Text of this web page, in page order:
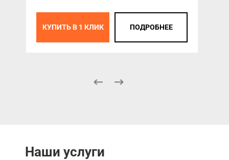
КУПИТЬ В 1 КЛИК ПОДРОБНЕЕ
Наши услуги